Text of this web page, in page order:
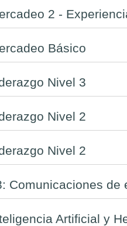
2 -
Básico
Nivel 3
Nivel 2
Nivel 2
Comunicaciones de
Artificial y